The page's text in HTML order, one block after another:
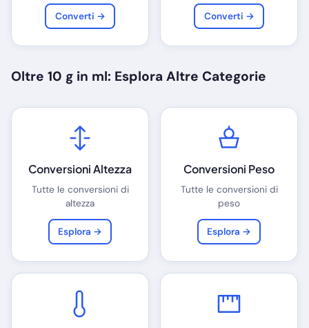
Converti → Converti →
Oltre 10 g in ml: Esplora Altre Categorie
Conversioni Altezza
Tutte le conversioni di
altezza
Esplora →
Conversioni Peso
Tutte le conversioni di
peso
Esplora →